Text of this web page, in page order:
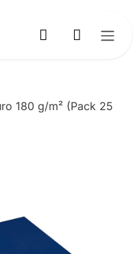
180 g/m² (Pack 25